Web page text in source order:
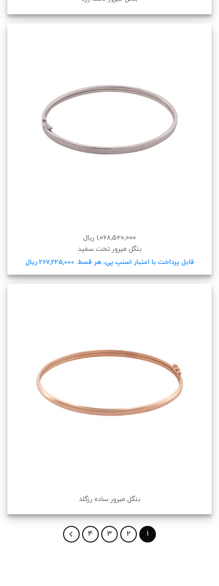
1,068,520,000 ریال
بنگل میرور تخت سفید
قابل پرداخت با اعتبار اسنپ پی، هر قسط: 267,225,000 ریال
بنگل میرور ساده رزگلد
1
2
3
4